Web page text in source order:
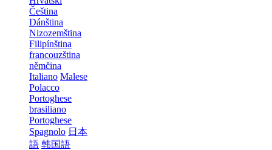
Čeština
Dánština
Nizozemština
Filipínština
francouzština
němčina
Italiano Malese
Polacco
Portoghese
brasiliano
Portoghese
Spagnolo 日本
語 韩国語